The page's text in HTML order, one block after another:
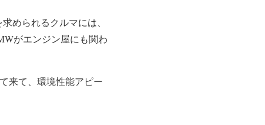
められるクルマには、
がエンジン屋にも関わ
来て、環境性能アピー